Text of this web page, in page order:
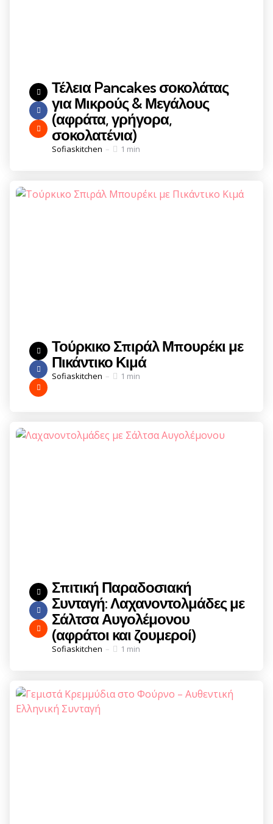
Τέλεια Pancakes σοκολάτας
για Μικρούς & Μεγάλους
(αφράτα, γρήγορα,
σοκολατένια)
Posted
Sofiaskitchen 1 min
Τούρκικο Σπιράλ Μπουρέκι με
Πικάντικο Κιμά
Posted
Sofiaskitchen 1 min
Σπιτική Παραδοσιακή
Συνταγή: Λαχανοντολμάδες με
Σάλτσα Αυγολέμονου
(αφράτοι και ζουμεροί)
Posted
Sofiaskitchen 1 min